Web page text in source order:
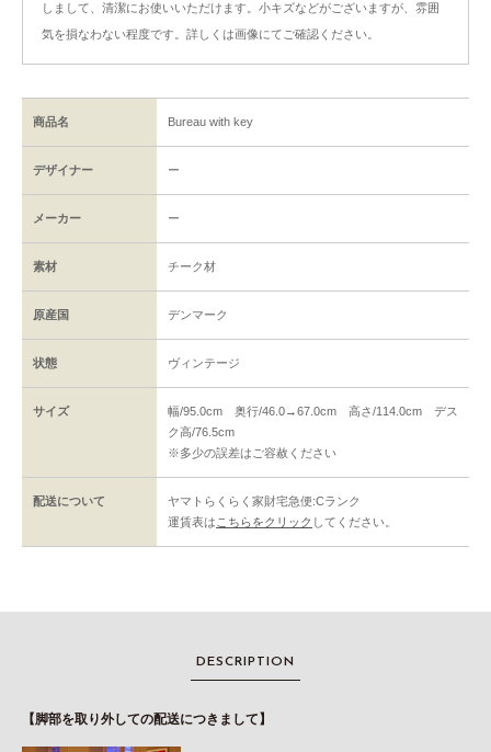
しまして、清潔にお使いいただけます。小キズなどがございますが、雰囲
気を損なわない程度です。詳しくは画像にてご確認ください。
商品名 Bureau with key
デザイナー ー
メーカー ー
素材 チーク材
原産国 デンマーク
状態 ヴィンテージ
サイズ
幅/95.0cm 奥行/46.0→67.0cm 高さ/114.0cm デス
ク高/76.5cm
※多少の誤差はご容赦ください
配送について
ヤマトらくらく家財宅急便:Cランク
運賃表は こちらをクリック してください。
DESCRIPTION
【脚部を取り外しての配送につきまして】